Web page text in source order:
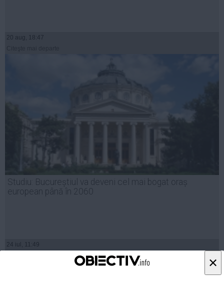
×
20 aug, 18:47
Studiu: Bucureștiul va deveni cel mai bogat oraș
european până în 2060
24 iul, 11:49